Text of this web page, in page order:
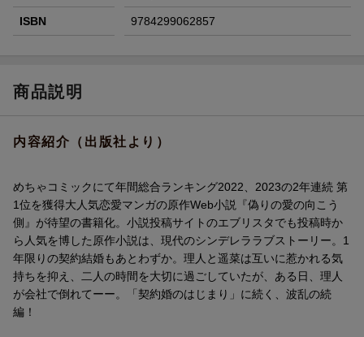
ISBN 9784299062857
商品説明
内容紹介（出版社より）
めちゃコミックにて年間総合ランキング2022、2023の2年連続 第
1位を獲得大人気恋愛マンガの原作Web小説『偽りの愛の向こう
側』が待望の書籍化。小説投稿サイトのエブリスタでも投稿時か
ら人気を博した原作小説は、現代のシンデレララブストーリー。1
年限りの契約結婚もあとわずか。理人と遥菜は互いに惹かれる気
持ちを抑え、二人の時間を大切に過ごしていたが、ある日、理人
が会社で倒れてーー。「契約婚のはじまり」に続く、波乱の続
編！